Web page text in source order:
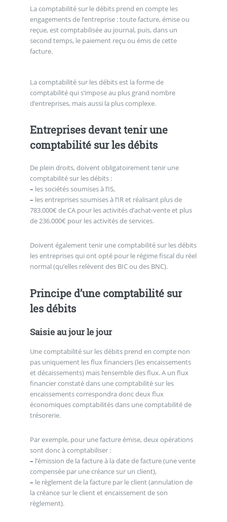
La comptabilité sur le débits prend en compte les
engagements de l’entreprise : toute facture, émise ou
reçue, est comptabilisée au journal, puis, dans un
second temps, le paiement reçu ou émis de cette
facture.
La comptabilité sur les débits est la forme de
comptabilité qui s’impose au plus grand nombre
d’entreprises, mais aussi la plus complexe.
Entreprises devant tenir une
comptabilité sur les débits
De plein droits, doivent obligatoirement tenir une
comptabilité sur les débits :
– les sociétés soumises à l’IS,
– les entreprises soumises à l’IR et réalisant plus de
783.000€ de CA pour les activités d’achat-vente et plus
de 236.000€ pour les activités de services.
Doivent également tenir une comptabilité sur les débits
les entreprises qui ont opté pour le régime fiscal du réel
normal (qu’elles relèvent des BIC ou des BNC).
Principe d’une comptabilité sur
les débits
Saisie au jour le jour
Une comptabilité sur les débits prend en compte non
pas uniquement les flux financiers (les encaissements
et décaissements) mais l’ensemble des flux. A un flux
financier constaté dans une comptabilité sur les
encaissements correspondra donc deux flux
économiques comptabilités dans une comptabilité de
trésorerie.
Par exemple, pour une facture émise, deux opérations
sont donc à comptabiliser :
– l’émission de la facture à la date de facture (une vente
compensée par une créance sur un client),
– le règlement de la facture par le client (annulation de
la créance sur le client et encaissement de son
règlement).